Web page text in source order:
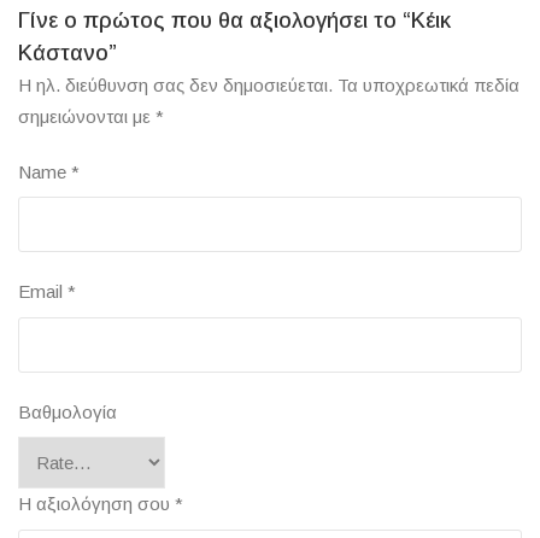
Γίνε ο πρώτος που θα αξιολογήσει το “Κέικ
Κάστανο”
Η ηλ. διεύθυνση σας δεν δημοσιεύεται. Τα υποχρεωτικά πεδία
σημειώνονται με *
Name *
Email *
Βαθμολογία
Η αξιολόγηση σου *